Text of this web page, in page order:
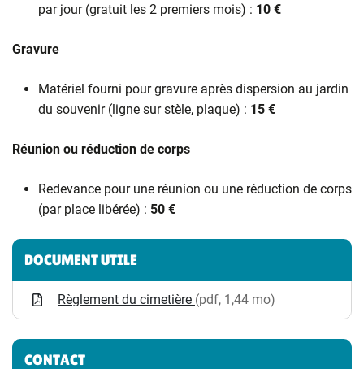
par jour (gratuit les 2 premiers mois) : 10 €
Gravure
Matériel fourni pour gravure après dispersion au jardin
du souvenir (ligne sur stèle, plaque) : 15 €
Réunion ou réduction de corps
Redevance pour une réunion ou une réduction de corps
(par place libérée) : 50 €
Informations complémentaires
DOCUMENT UTILE
Règlement du cimetière (pdf, 1,44 mo)
CONTACT